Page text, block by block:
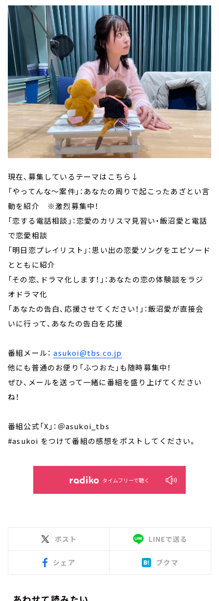
現在、募集しているテーマはこちら↓
「やってんな～案件」：あなたの周りで起こったあざとい言
動を紹介 ※激烈募集中！
「恋する電話相談」：恋愛のカリスマ見習い・飯沼愛と電話
で恋愛相談
「明日恋プレイリスト」：思い出の恋愛ソングをエピソード
とともに紹介
「その恋、ドラマ化します！」：あなたの恋の体験談をラジ
オドラマ化
「あなたの告白、応援させてください！」：飯沼愛が直接会
いに行って、あなたの告白を応援
番組メール：asukoi@tbs.co.jp
他にも普通のお便り「ふつおた」も随時募集中！
ぜひ、メールを送って一緒に番組を盛り上げてください
ね！
番組公式「X」：＠asukoi_tbs
#asukoi をつけて番組の感想をポストしてください。
タイムフリーで聴く
ポスト LINEで送る
シェア ブクマ